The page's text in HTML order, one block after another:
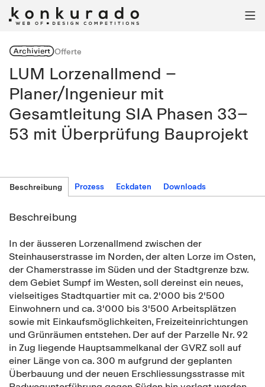

ArchiviertOfferte
LUM Lorzenallmend –
Planer/Ingenieur mit
Gesamtleitung SIA Phasen 33–
53 mit Überprüfung Bauprojekt
Beschreibung Prozess Eckdaten Downloads
Beschreibung
In der äusseren Lorzenallmend zwischen der
Steinhauserstrasse im Norden, der alten Lorze im Osten,
der Chamerstrasse im Süden und der Stadtgrenze bzw.
dem Gebiet Sumpf im Westen, soll dereinst ein neues,
vielseitiges Stadtquartier mit ca. 2'000 bis 2'500
Einwohnern und ca. 3'000 bis 3'500 Arbeitsplätzen
sowie mit Einkaufsmöglichkeiten, Freizeiteinrichtungen
und Grünräumen entstehen. Der auf der Parzelle Nr. 92
in Zug liegende Hauptsammelkanal der GVRZ soll auf
einer Länge von ca. 300 m aufgrund der geplanten
Überbauung und der neuen Erschliessungsstrasse mit